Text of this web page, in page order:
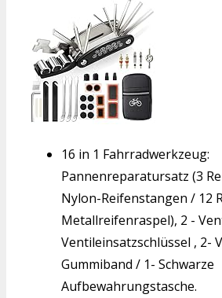
16 in 1 Fahrradwerkzeug:
Pannenreparatursatz (3
Nylon-Reifenstangen / 12
Metallreifenraspel), 2 -
Ventileinsatzschlüssel , 2-
Gummiband / 1- Schwarze
Aufbewahrungstasche.